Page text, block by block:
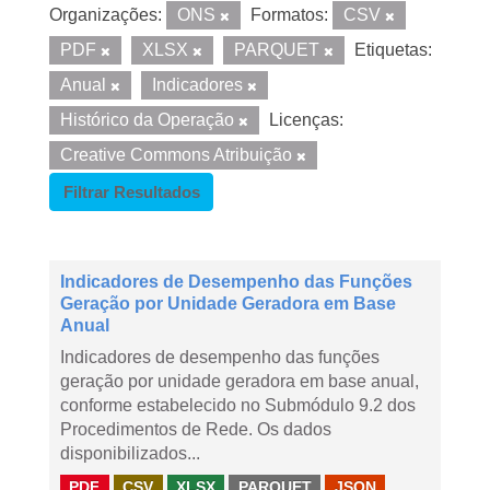
Organizações: ONS Formatos:
CSV
PDF
XLSX PARQUET
Etiquetas:
Anual
Indicadores
Histórico da Operação
Licenças:
Creative Commons Atribuição
Filtrar Resultados
Indicadores de Desempenho das Funções
Geração por Unidade Geradora em Base
Anual
Indicadores de desempenho das funções
geração por unidade geradora em base anual,
conforme estabelecido no Submódulo 9.2 dos
Procedimentos de Rede. Os dados
disponibilizados...